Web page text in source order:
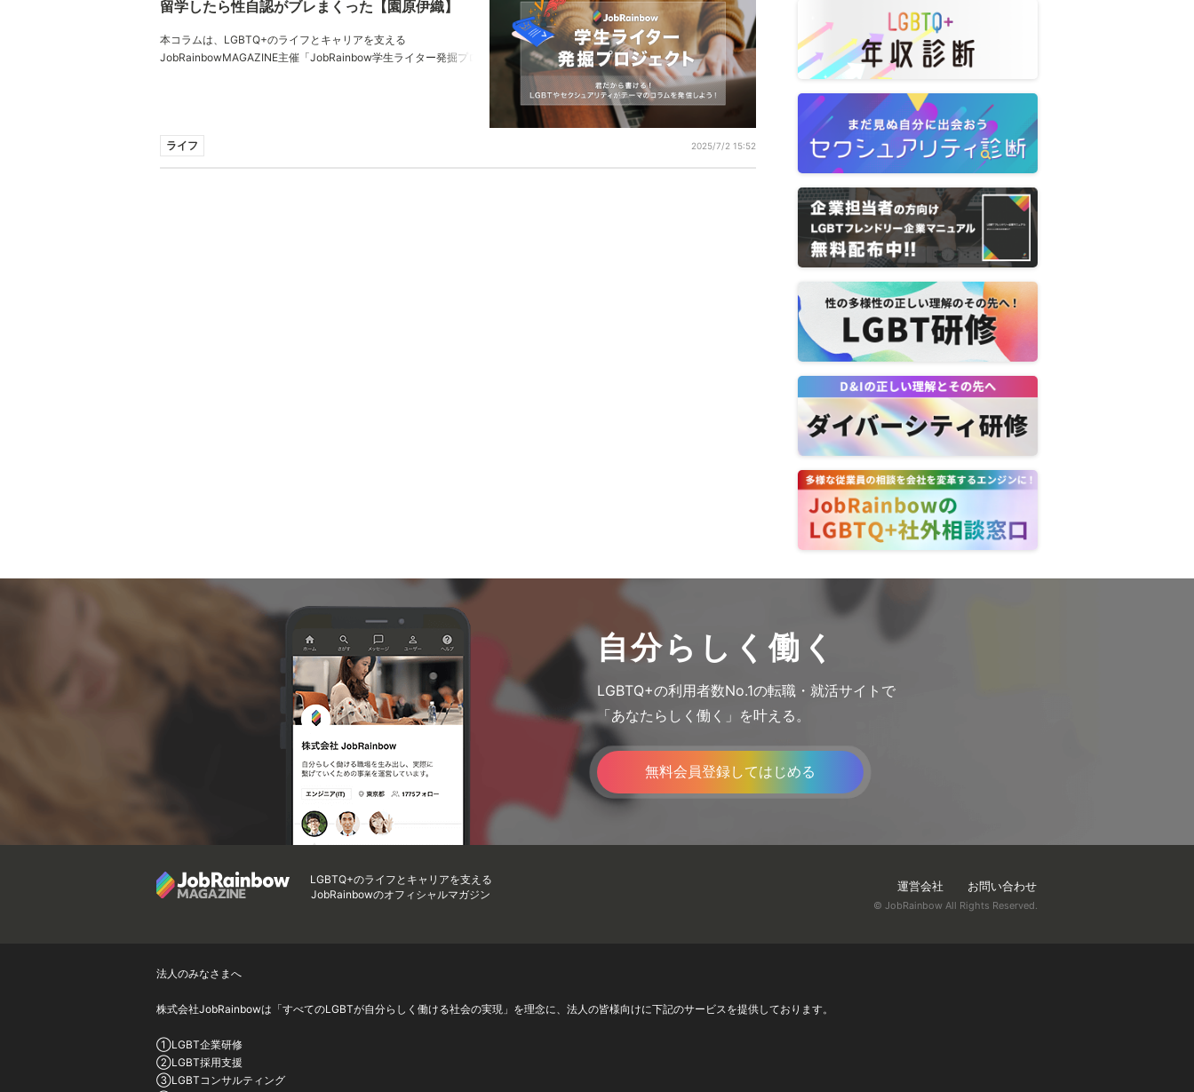
留学したら性自認がブレまくった【園原伊織】
本コラムは、LGBTQ+のライフとキャリアを支える
JobRainbowMAGAZINE主催「JobRainbow学生ライター発掘プロ
ライフ 2025/7/2 15:52
自分らしく働く
LGBTQ+の利用者数No.1の転職・就活サイトで
「あなたらしく働く」を叶える。
無料会員登録してはじめる
LGBTQ+のライフとキャリアを支える
JobRainbowのオフィシャルマガジン
運営会社 お問い合わせ
© JobRainbow All Rights Reserved.
法人のみなさまへ
株式会社JobRainbowは「すべてのLGBTが自分らしく働ける社会の実現」を理念に、法人の皆様向けに下記のサービスを提供しております。
①LGBT企業研修
②LGBT採用支援
③LGBTコンサルティング